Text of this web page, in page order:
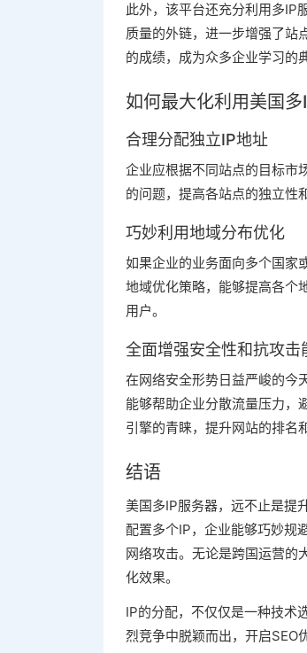
此外，该平台还充分利用多IP
质量的外链，进一步增强了站
的成绩，成为众多企业学习的
如何最大化利用美国多
合理分配独立IP地址
企业应根据不同站点的目标市
的问题，提高各站点的独立性
巧妙利用地域分布优化
如果企业的业务面向多个国家
地域优化策略，能够提高各个
用户。
全面增强安全性和抗攻击
在网络安全形势日益严峻的今
能够帮助企业分散流量压力，
引擎的青睐，提升网站的排名
结语
美国多IP服务器，远不止是提
配置多个IP，企业能够巧妙规
网络攻击。无论是跨国运营的
化效果。
IP的分配，不仅仅是一种技术
烈竞争中脱颖而出，开启SEO